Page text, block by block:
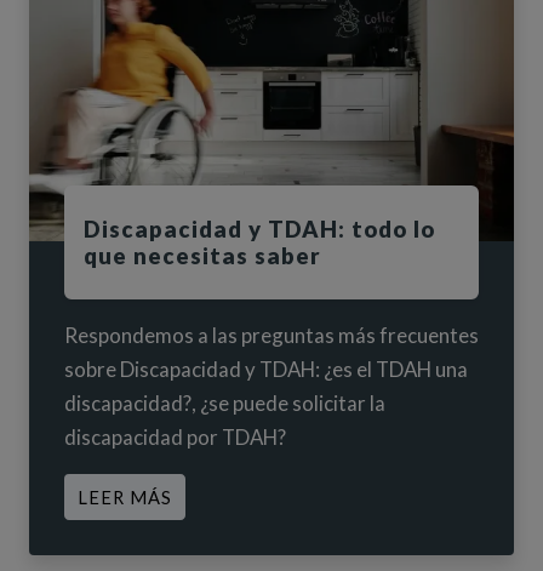
Discapacidad y TDAH: todo lo
que necesitas saber
Respondemos a las preguntas más frecuentes
sobre Discapacidad y TDAH: ¿es el TDAH una
discapacidad?, ¿se puede solicitar la
discapacidad por TDAH?
LEER MÁS